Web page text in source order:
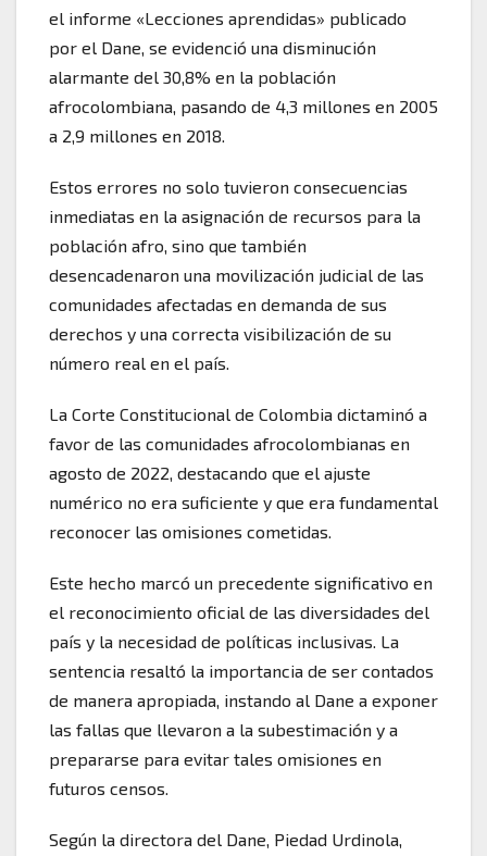
el informe «Lecciones aprendidas» publicado
por el Dane, se evidenció una disminución
alarmante del 30,8% en la población
afrocolombiana, pasando de 4,3 millones en 2005
a 2,9 millones en 2018.
Estos errores no solo tuvieron consecuencias
inmediatas en la asignación de recursos para la
población afro, sino que también
desencadenaron una movilización judicial de las
comunidades afectadas en demanda de sus
derechos y una correcta visibilización de su
número real en el país.
La Corte Constitucional de Colombia dictaminó a
favor de las comunidades afrocolombianas en
agosto de 2022, destacando que el ajuste
numérico no era suficiente y que era fundamental
reconocer las omisiones cometidas.
Este hecho marcó un precedente significativo en
el reconocimiento oficial de las diversidades del
país y la necesidad de políticas inclusivas. La
sentencia resaltó la importancia de ser contados
de manera apropiada, instando al Dane a exponer
las fallas que llevaron a la subestimación y a
prepararse para evitar tales omisiones en
futuros censos.
Según la directora del Dane, Piedad Urdinola,